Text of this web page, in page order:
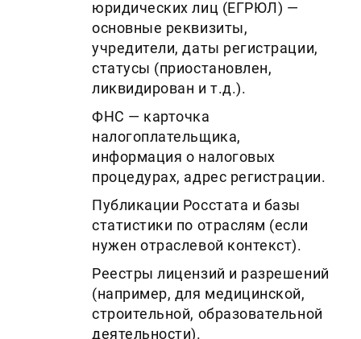
юридических лиц (ЕГРЮЛ) —
основные реквизиты,
учредители, даты регистрации,
статусы (приостановлен,
ликвидирован и т.д.).
ФНС — карточка
налогоплательщика,
информация о налоговых
процедурах, адрес регистрации.
Публикации Росстата и базы
статистики по отраслям (если
нужен отраслевой контекст).
Реестры лицензий и разрешений
(например, для медицинской,
строительной, образовательной
деятельности).